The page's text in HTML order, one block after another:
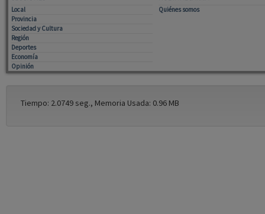
Local
Provincia
Sociedad y Cultura
Región
Deportes
Economía
Opinión
Quiénes somos
Tiempo: 2.0749 seg., Memoria Usada: 0.96 MB